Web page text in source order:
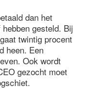
dan het
gesteld. Bij
twintig procent
heen. Een
Ook wordt
gezocht moet